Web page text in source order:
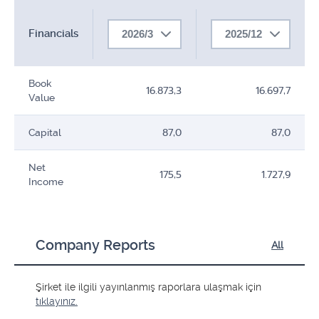
Financials 2026/3 2025/12
Book
Value
16.873,3 16.697,7
Capital 87,0 87,0
Net
Income
175,5 1.727,9
Company Reports All
Şirket ile ilgili yayınlanmış raporlara ulaşmak için
tıklayınız.